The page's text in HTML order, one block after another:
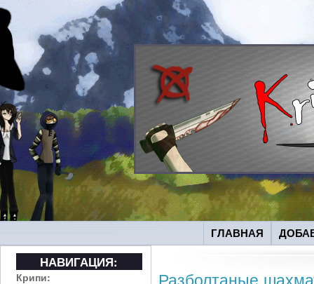
ГЛАВНАЯ
Разболтаные
НАВИГАЦИЯ:
Крипи: